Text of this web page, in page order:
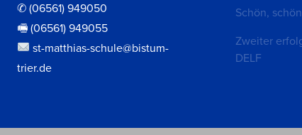
✆ (06561) 949050
🖷 (06561) 949055
st-matthias-schule@bistum-
trier.de
Schön,
Zweiter
DELF